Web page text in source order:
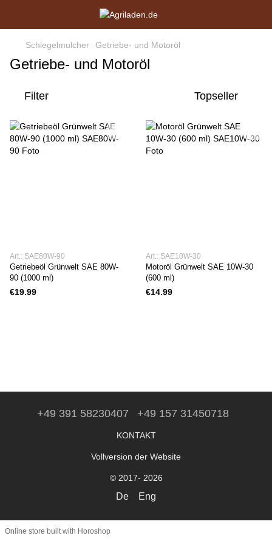
Schlegelmulcher Getriebe- und Motoröl
Getriebe- und Motoröl
Filter Topseller
Art.: SAE80W-90
Getriebeöl Grünwelt SAE 80W-
90 (1000 ml)
€19.99
Art.: SAE10W-30
Motoröl Grünwelt SAE 10W-30
(600 ml)
€14.99
+49 391 58230407 +49 157 31450718
KONTAKT
Vollversion der Website
© 2017- 2026
De Eng
Online store built with Horoshop